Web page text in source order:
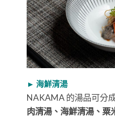
► 海鮮清湯
NAKAMA 的湯品可分
肉清湯、海鮮清湯、粟